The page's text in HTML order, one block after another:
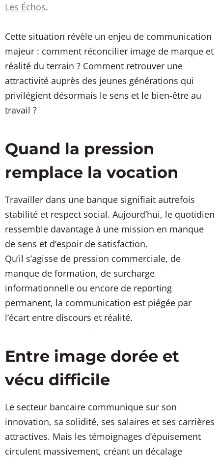
Les Échos.
Cette situation révèle un enjeu de communication
majeur : comment réconcilier image de marque et
réalité du terrain ? Comment retrouver une
attractivité auprès des jeunes générations qui
privilégient désormais le sens et le bien-être au
travail ?
Quand la pression
remplace la vocation
Travailler dans une banque signifiait autrefois
stabilité et respect social. Aujourd’hui, le quotidien
ressemble davantage à une mission en manque
de sens et d’espoir de satisfaction.
Qu’il s’agisse de pression commerciale, de
manque de formation, de surcharge
informationnelle ou encore de reporting
permanent, la communication est piégée par
l’écart entre discours et réalité.
Entre image dorée et
vécu difficile
Le secteur bancaire communique sur son
innovation, sa solidité, ses salaires et ses carrières
attractives. Mais les témoignages d’épuisement
circulent massivement, créant un décalage